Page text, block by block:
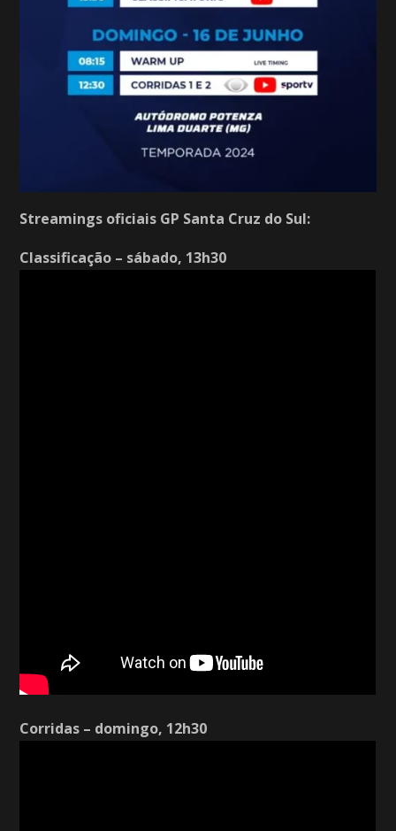
Streamings oficiais GP Santa Cruz do Sul:
Classificação – sábado, 13h30
Corridas – domingo, 12h30